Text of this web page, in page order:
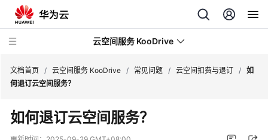
云空间服务 KooDrive
最
新
动
文档首页 / 云空间服务 KooDrive / 常见问题 / 云空间扣费与退订 / 如
何退订云空间服务？
如何退订云空间服务？